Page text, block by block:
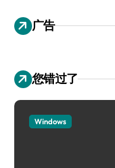
广告
您错过了
Windows